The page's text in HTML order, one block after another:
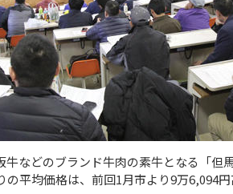
などのブランド牛肉の素牛となる「但
の平均価格は、前回1月市より9万6,094